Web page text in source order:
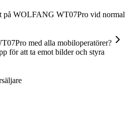
på WOLFANG WT07Pro vid normal
med alla mobiloperatörer?
för att ta emot bilder och styra